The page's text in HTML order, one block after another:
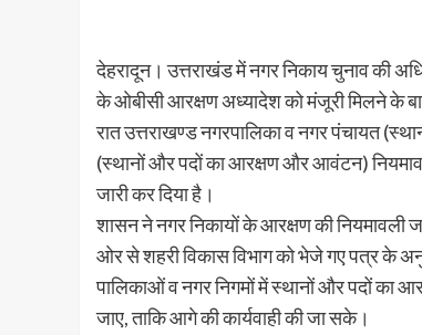
देहरादून। उत्तराखंड में नगर निकाय चुनाव की
के ओबीसी आरक्षण अध्यादेश को मंजूरी मिलने के
रात उत्तराखण्ड नगरपालिका व नगर पंचायत
(स्थानों और पदों का आरक्षण और आवंटन)
जारी कर दिया है।
शासन ने नगर निकायों के आरक्षण की नियमावली
ओर से शहरी विकास विभाग को भेजे गए पत्र के
पालिकाओं व नगर निगमों में स्थानों और पदों का
जाए, ताकि आगे की कार्यवाही की जा सके।